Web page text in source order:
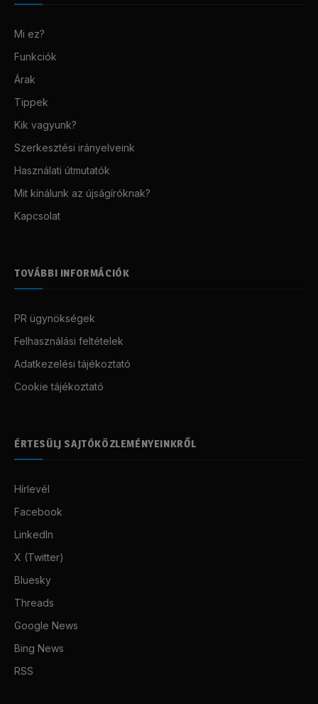
Mi ez?
Funkciók
Árak
Tippek
Kik vagyunk?
Szerkesztési irányelveink
Használati útmutatók
Mit kínálunk az újságíróknak?
Kapcsolat
TOVÁBBI INFORMÁCIÓK
PR ügynökségek
Felhasználási feltételek
Adatkezelési tájékoztató
Cookie tájékoztató
ÉRTESÜLJ SAJTÓKÖZLEMÉNYEINKRŐL
Hírlevél
Facebook
LinkedIn
X (Twitter)
Bluesky
Threads
Google News
Bing News
RSS